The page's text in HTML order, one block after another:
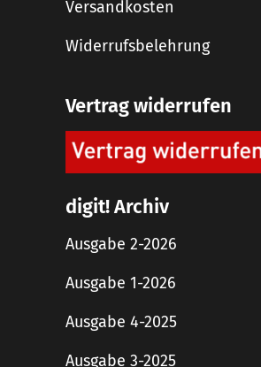
Versandkosten
Widerrufsbelehrung
Vertrag widerrufen
digit! Archiv
Ausgabe 2-2026
Ausgabe 1-2026
Ausgabe 4-2025
Ausgabe 3-2025